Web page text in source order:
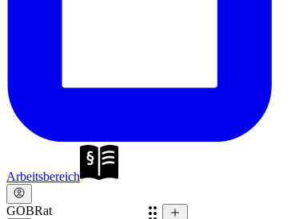
Arbeitsbereich
GOBRat